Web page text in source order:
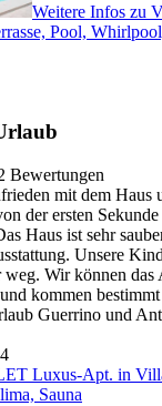
Weitere Infos zu
Pool,
Bewertungen
mit dem Haus
der ersten
Haus ist sehr
Unsere
Wir können das
kommen
Guerrino und
Luxus-Apt. in
Sauna